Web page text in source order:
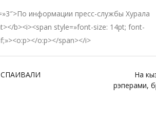
информации пресс-службы Хурала
b><i><span style=»font-size: 14pt; font-
o:p></span></i>
СПАИВАЛИ
На
рэперами,